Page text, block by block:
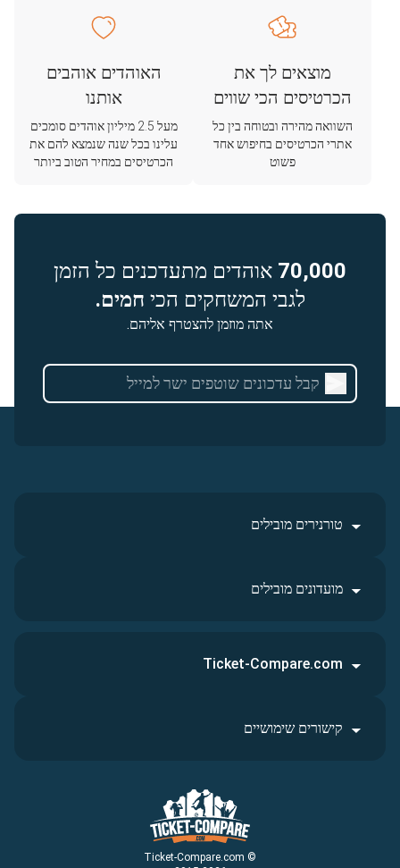
מוצאים לך את
הכרטיסים הכי שווים
השוואה מהירה ובטוחה בין כל
אתרי הכרטיסים בחיפוש אחד
פשוט
האוהדים אוהבים
אותנו
מעל 2.5 מיליון אוהדים סומכים
עלינו בכל שנה שנמצא להם את
הכרטיסים במחיר הטוב ביותר
70,000 אוהדים מתעדכנים כל הזמן
לגבי המשחקים הכי חמים.
אתה מוזמן להצטרף אליהם.
טורנירים מובילים
מועדונים מובילים
© Ticket-Compare.com
Ticket-Compare.com
קישורים שימושיים